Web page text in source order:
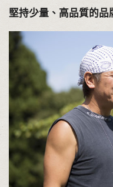
堅持少量、高品質的品